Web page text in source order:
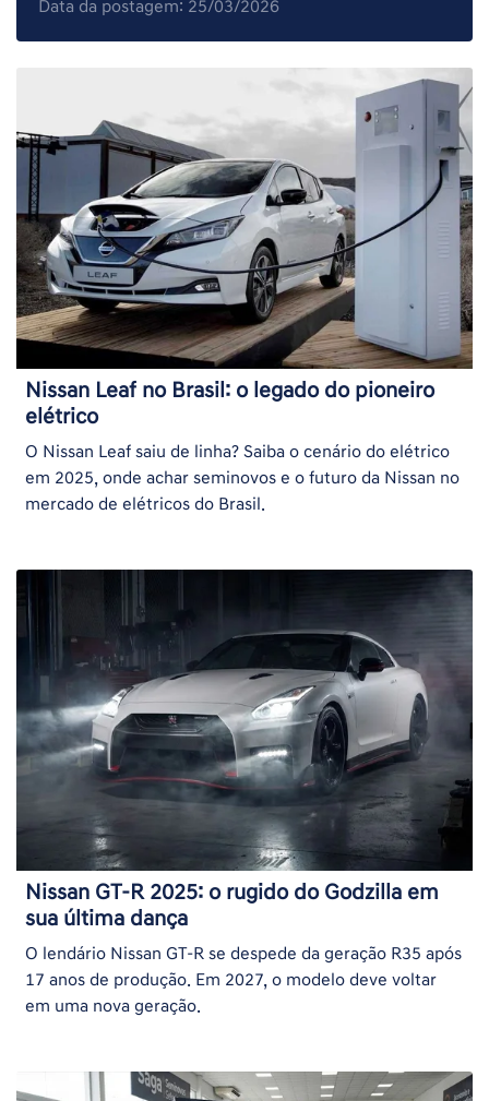
Data da postagem: 25/03/2026
Nissan Leaf no Brasil: o legado do pioneiro
elétrico
O Nissan Leaf saiu de linha? Saiba o cenário do elétrico
em 2025, onde achar seminovos e o futuro da Nissan no
mercado de elétricos do Brasil.
Nissan GT-R 2025: o rugido do Godzilla em
sua última dança
O lendário Nissan GT-R se despede da geração R35 após
17 anos de produção. Em 2027, o modelo deve voltar
em uma nova geração.